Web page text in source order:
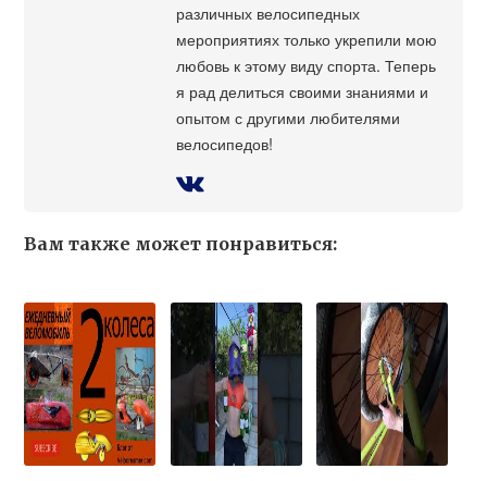
различных велосипедных
мероприятиях только укрепили мою
любовь к этому виду спорта. Теперь
я рад делиться своими знаниями и
опытом с другими любителями
велосипедов!
Вам также может понравиться: